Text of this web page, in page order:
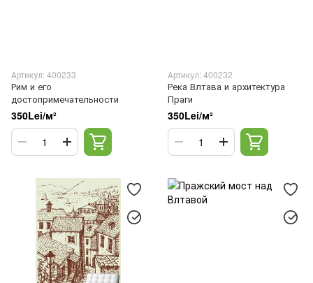
Артикул: 400233
Рим и его
достопримечательности
350Lei/м²
Артикул: 400232
Река Влтава и архитектура
Праги
350Lei/м²